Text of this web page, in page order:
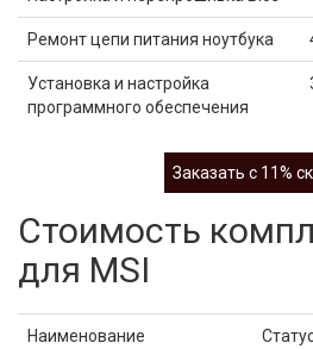
Ремонт цепи питания ноутбука
Установка и настройка
программного обеспечения
Заказать с 11%
Стоимость
для MSI
Наименование